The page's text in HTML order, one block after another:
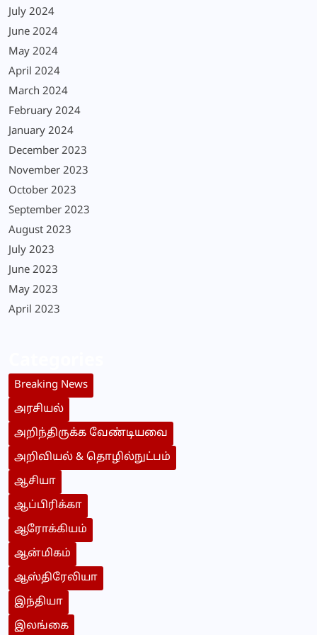
July 2024
June 2024
May 2024
April 2024
March 2024
February 2024
January 2024
December 2023
November 2023
October 2023
September 2023
August 2023
July 2023
June 2023
May 2023
April 2023
Breaking News
அரசியல்
அறிந்திருக்க வேண்டியவை
அறிவியல் & தொழில்நுட்பம்
ஆசியா
ஆப்பிரிக்கா
ஆரோக்கியம்
ஆன்மிகம்
ஆஸ்திரேலியா
இந்தியா
இலங்கை